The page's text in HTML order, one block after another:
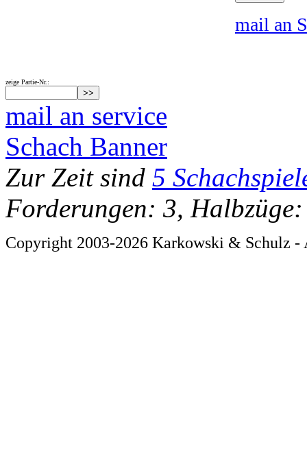
mail an
zeige Partie-Nr.:
mail an service
Schach Banner
Zur Zeit sind 5
Forderungen: 3,
Copyright 2003-2026 Karkowski & Schulz